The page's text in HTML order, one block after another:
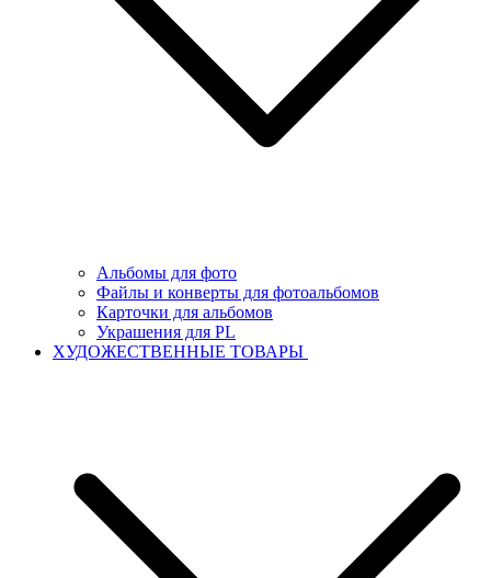
Альбомы для фото
Файлы и конверты для фотоальбомов
Карточки для альбомов
Украшения для PL
ХУДОЖЕСТВЕННЫЕ ТОВАРЫ